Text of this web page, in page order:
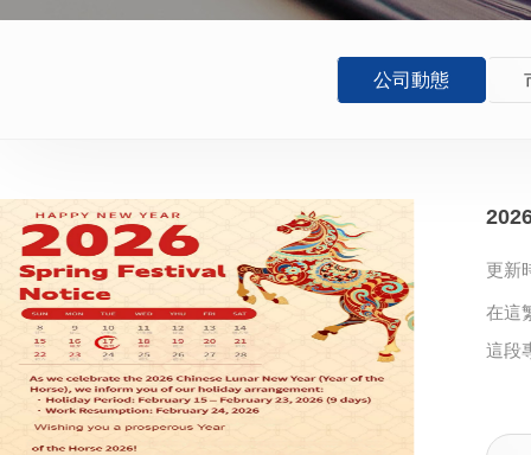
公司動態
更新
在這
這段